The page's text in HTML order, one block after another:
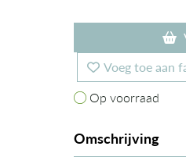
Voeg toe aan
Op voorraad
Op voorraad
Omschrijving